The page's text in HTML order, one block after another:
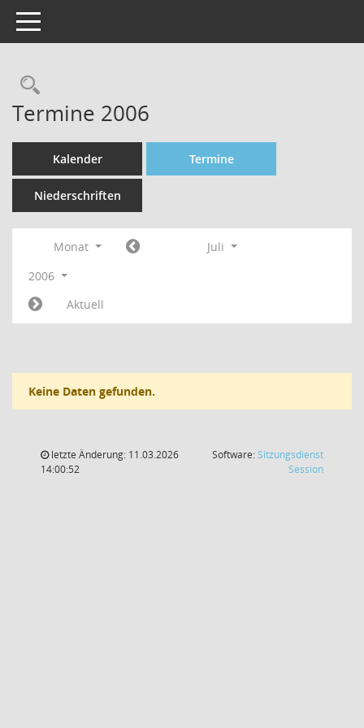
Toggle navigation
Rechercheauswahl
Termine 2006
Kalender Termine
Niederschriften
Monat
Juli
2006
Aktuell
Keine Daten gefunden.
letzte Änderung: 11.03.2026
14:00:52
Software:Sitzungsdienst
Session(Wird in